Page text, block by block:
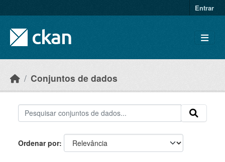
Entrar
Conjuntos de dados
Ordenar por